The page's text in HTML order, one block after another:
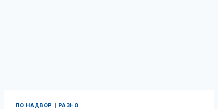
ПО НАДВОР | РАЗНО